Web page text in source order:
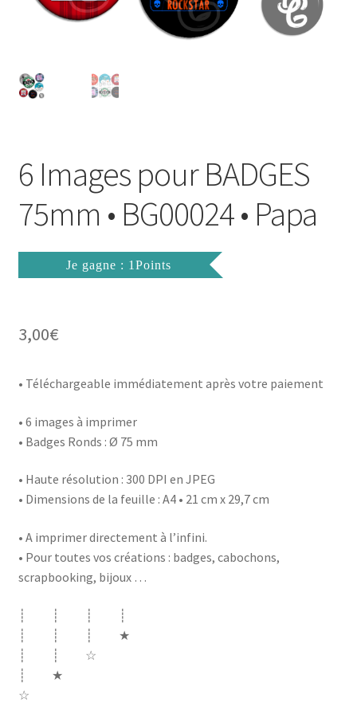
Mon compte
Politique de Confidentialité
6 Images pour BADGES
75mm • BG00024 • Papa
Je gagne : 1Points
3,00€
• Téléchargeable immédiatement après votre paiement
• 6 images à imprimer
• Badges Ronds : Ø 75 mm
• Haute résolution : 300 DPI en JPEG
• Dimensions de la feuille : A4 • 21 cm x 29,7 cm
• A imprimer directement à l’infini.
• Pour toutes vos créations : badges, cabochons,
scrapbooking, bijoux …
┊ ┊ ┊ ┊
┊ ┊ ┊ ★
┊ ┊ ☆
┊ ★
☆